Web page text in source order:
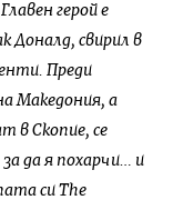
герой е
свирил в
Преди
Македония, а
в Скопие, се
да я похарчи… и
си The